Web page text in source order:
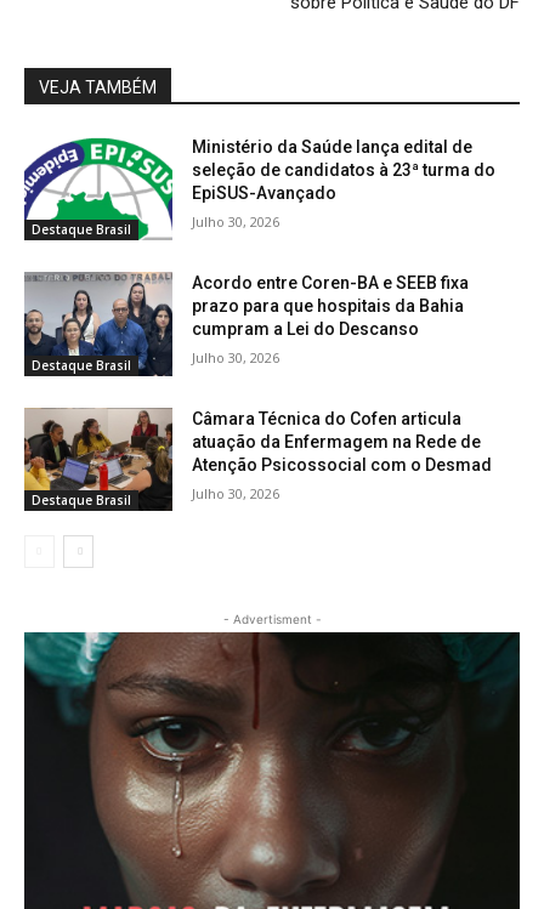
VEJA TAMBÉM
Destaque Brasil
Ministério da Saúde lança edital de
seleção de candidatos à 23ª turma do
EpiSUS-Avançado
Julho 30, 2026
Destaque Brasil
Acordo entre Coren-BA e SEEB fixa
prazo para que hospitais da Bahia
cumpram a Lei do Descanso
Julho 30, 2026
Destaque Brasil
Câmara Técnica do Cofen articula
atuação da Enfermagem na Rede de
Atenção Psicossocial com o Desmad
Julho 30, 2026
- Advertisment -